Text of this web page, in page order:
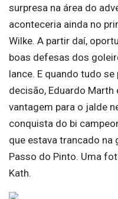
surpresa na área do
aconteceria ainda no
Wilke. A partir daí,
boas defesas dos
lance. E quando tudo
decisão, Eduardo Marth
vantagem para o jalde
conquista do bi
que estava trancado na
Passo do Pinto. Uma
Kath.